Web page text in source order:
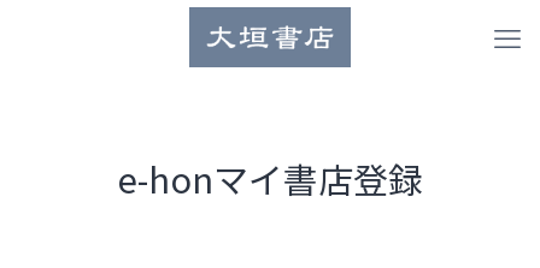
e-honマイ書店登録